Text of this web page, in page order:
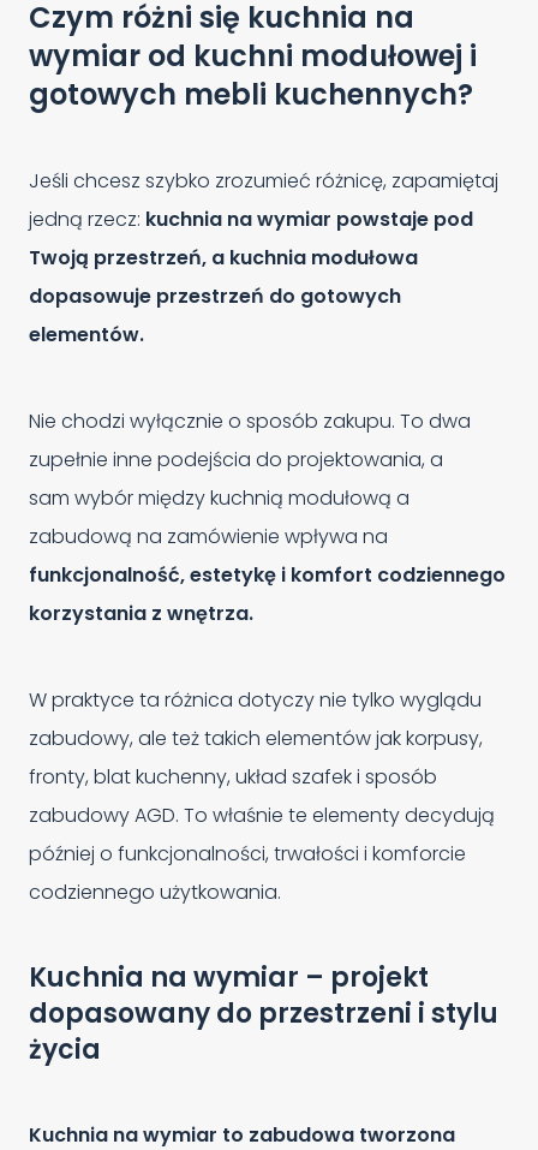
Czym różni się kuchnia na
wymiar od kuchni modułowej i
gotowych mebli kuchennych?
Jeśli chcesz szybko zrozumieć różnicę, zapamiętaj
jedną rzecz: kuchnia na wymiar powstaje pod
Twoją przestrzeń, a kuchnia modułowa
dopasowuje przestrzeń do gotowych
elementów.
Nie chodzi wyłącznie o sposób zakupu. To dwa
zupełnie inne podejścia do projektowania, a
sam wybór między kuchnią modułową a
zabudową na zamówienie wpływa na
funkcjonalność, estetykę i komfort codziennego
korzystania z wnętrza.
W praktyce ta różnica dotyczy nie tylko wyglądu
zabudowy, ale też takich elementów jak korpusy,
fronty, blat kuchenny, układ szafek i sposób
zabudowy AGD. To właśnie te elementy decydują
później o funkcjonalności, trwałości i komforcie
codziennego użytkowania.
Kuchnia na wymiar – projekt
dopasowany do przestrzeni i stylu
życia
Kuchnia na wymiar to zabudowa tworzona